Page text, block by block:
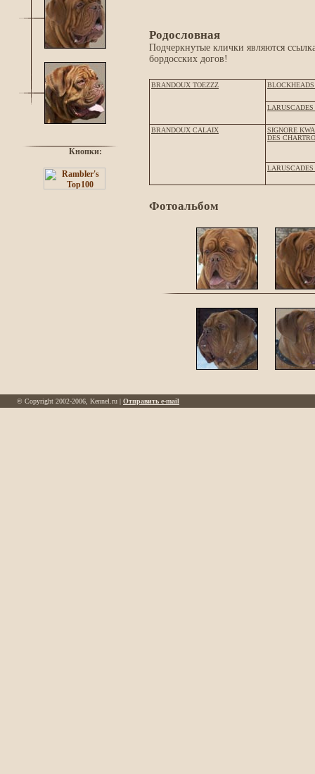
Кнопки:
Родословная
Подчеркнутые клички являются
бордосских догов!
BRANDOUX TOEZZZ
BRANDOUX CALAIX
SIGNORE
DES
Фотоальбом
© Copyright 2002-2006, Kennel.ru | Отправить e-mail